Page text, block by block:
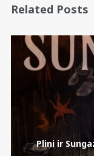
Related Posts
Plini ir